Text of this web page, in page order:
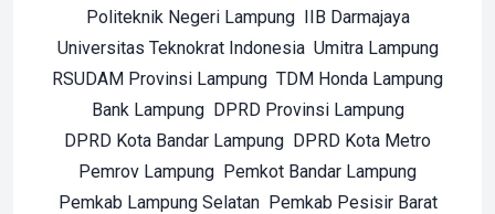
Politeknik Negeri Lampung IIB Darmajaya
Universitas Teknokrat Indonesia Umitra Lampung
RSUDAM Provinsi Lampung TDM Honda Lampung
Bank Lampung DPRD Provinsi Lampung
DPRD Kota Bandar Lampung DPRD Kota Metro
Pemrov Lampung Pemkot Bandar Lampung
Pemkab Lampung Selatan Pemkab Pesisir Barat